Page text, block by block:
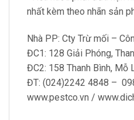
nhất kèm theo nhãn sản
Nhà PP: Cty Trừ mối –
ĐC1: 128 Giải Phóng,
ĐC2: 158 Thanh Bình, Mỗ
ĐT: (024)2242 4848 –
www.pestco.vn /